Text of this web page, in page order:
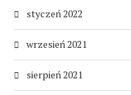
styczeń 2022
wrzesień 2021
sierpień 2021